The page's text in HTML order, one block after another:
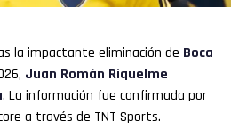
la impactante eliminación de Boca
Juan Román Riquelme
. La información fue confirmada por
a través de TNT Sports.